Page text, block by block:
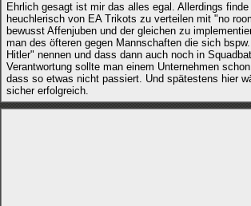
Ehrlich gesagt ist mir das alles egal. Allerdings
heuchlerisch von EA Trikots zu verteilen mit "no
bewusst Affenjuben und der gleichen zu
man des öfteren gegen Mannschaften die sich
Hitler" nennen und dass dann auch noch in
Verantwortung sollte man einem Unternehmen
dass so etwas nicht passiert. Und spätestens hier
sicher erfolgreich.